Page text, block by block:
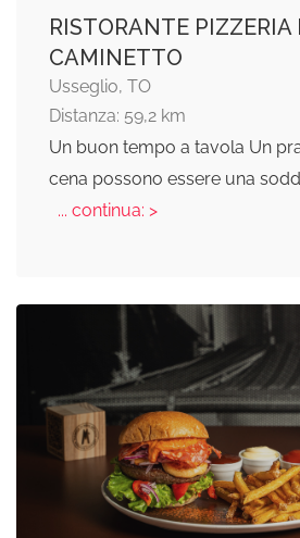
RISTORANTE PIZZERIA
CAMINETTO
Usseglio, TO
Distanza: 59,2 km
Un buon tempo a tavola Un
cena possono essere una
... continua: >